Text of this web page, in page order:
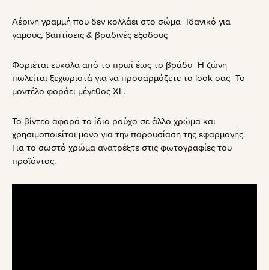
Αέρινη γραμμή που δεν κολλάει στο σώμα Ιδανικό για
γάμους, βαπτίσεις & βραδινές εξόδους
Φοριέται εύκολα από το πρωί έως το βράδυ Η ζώνη
πωλείται ξεχωριστά για να προσαρμόζετε το look σας Το
μοντέλο φοράει μέγεθος XL.
Το βίντεο αφορά το ίδιο ρούχο σε άλλο χρώμα και
χρησιμοποιείται μόνο για την παρουσίαση της εφαρμογής.
Για το σωστό χρώμα ανατρέξτε στις φωτογραφίες του
προϊόντος.